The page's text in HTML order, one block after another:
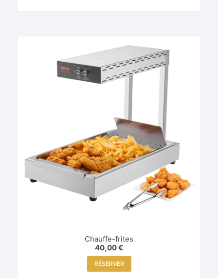
Chauffe-frites
40,00€
RÉSERVER